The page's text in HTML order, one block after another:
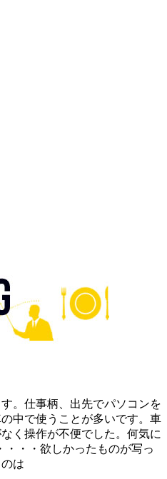
。仕事柄、出先でパソコンを
中で使うことが多いです。車
く操作が不便でした。何気に
・・欲しかったものが写っ
は